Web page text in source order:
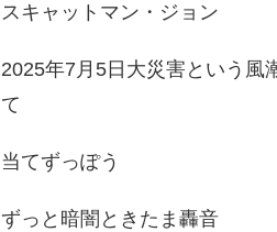
スキャットマン・ジョン
2025年7月5日大災害という風
て
当てずっぽう
ずっと暗闇ときたま轟音